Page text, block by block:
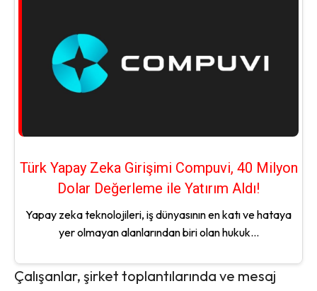
Türk Yapay Zeka Girişimi Compuvi, 40 Milyon
Dolar Değerleme ile Yatırım Aldı!
Yapay zeka teknolojileri, iş dünyasının en katı ve hataya
yer olmayan alanlarından biri olan hukuk...
Çalışanlar, şirket toplantılarında ve mesaj